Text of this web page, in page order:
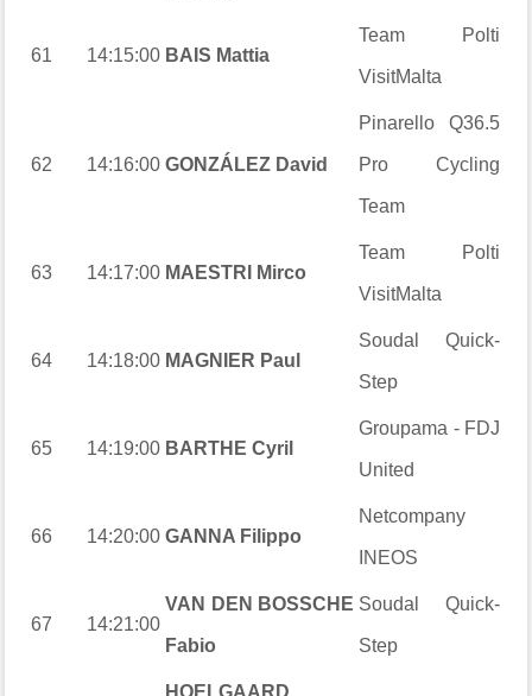
61 14:15:00 BAIS Mattia
Team Polti
VisitMalta
62 14:16:00 GONZÁLEZ David
Pinarello Q36.5
Pro Cycling
Team
63 14:17:00 MAESTRI Mirco
Team Polti
VisitMalta
64 14:18:00 MAGNIER Paul
Soudal Quick-
Step
65 14:19:00 BARTHE Cyril
Groupama - FDJ
United
66 14:20:00 GANNA Filippo
Netcompany
INEOS
67 14:21:00
VAN DEN BOSSCHE
Fabio
Soudal Quick-
Step
HOELGAARD